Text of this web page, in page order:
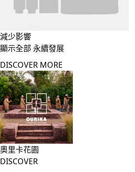
減少影響
顯示全部 永續發展
DISCOVER MORE
奧里卡花園
DISCOVER